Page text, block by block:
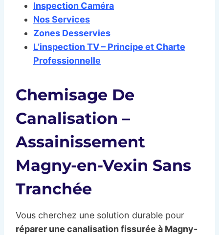
Inspection Caméra
Nos Services
Zones Desservies
L’inspection TV – Principe et Charte
Professionnelle
Chemisage De
Canalisation –
Assainissement
Magny-en-Vexin Sans
Tranchée
Vous cherchez une solution durable pour
réparer une canalisation fissurée à Magny-